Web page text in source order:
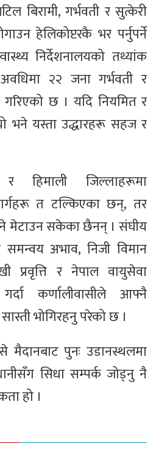
बिरामी, गर्भवती र सुत्केरी
हेलिकोप्टरकै भर पर्नुपर्ने
निर्देशनालयको तथ्यांक
२२ जना गर्भवती र
गरिएको छ । यदि नियमित र
भने यस्ता उद्धारहरू सहज र
र हिमाली जिल्लाहरूमा
त टल्किएका छन्, तर
मेटाउन सकेका छैनन् । संघीय
समन्वय अभाव, निजी विमान
प्रवृत्ति र नेपाल वायुसेवा
कर्णालीवासीले आफ्नै
सास्ती भोगिरहनु परेको छ ।
मैदानबाट पुनः उडानस्थलमा
सिधा सम्पर्क जोड्नु नै
हो ।